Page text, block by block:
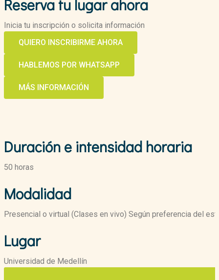
Reserva tu lugar ahora
Inicia tu inscripción o solicita información
QUIERO INSCRIBIRME AHORA
HABLEMOS POR WHATSAPP
MÁS INFORMACIÓN
Duración e intensidad horaria
50 horas
Modalidad
Presencial o virtual (Clases en vivo) Según preferencia del
Lugar
Universidad de Medellín